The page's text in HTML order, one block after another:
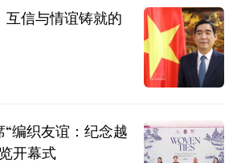
互信与情谊铸就的
编织友谊：纪念越
开幕式